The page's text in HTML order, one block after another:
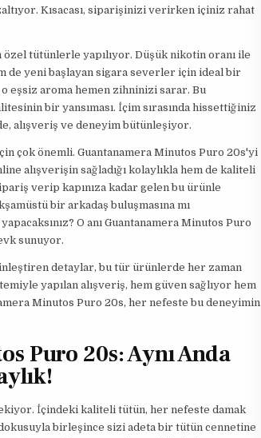
Kısacası, siparişinizi verirken içiniz rahat
özel tütünlerle yapılıyor. Düşük nikotin oranı ile
de yeni başlayan sigara severler için ideal bir
o eşsiz aroma hemen zihninizi sarar. Bu
bir yansıması. İçim sırasında hissettiğiniz
alışveriş ve deneyim bütünleşiyor.
çok önemli. Guantanamera Minutos Puro 20s'yi
alışverişin sağladığı kolaylıkla hem de kaliteli
verip kapınıza kadar gelen bu ürünle
bir arkadaş buluşmasına mı
O anı Guantanamera Minutos Puro
sunuyor.
detaylar, bu tür ürünlerde her zaman
yapılan alışveriş, hem güven sağlıyor hem
Minutos Puro 20s, her nefeste bu deneyimin
Puro 20s: Aynı Anda
İçindeki kaliteli tütün, her nefeste damak
birleşince sizi adeta bir tütün cennetine